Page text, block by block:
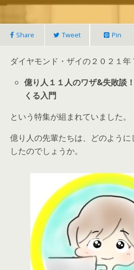
Share Tweet Pin
ダイヤモンド・ザイの２０２１年
億り人１１人のワザ&失敗談
くる入門
という特集が組まれていました。
億り人の先輩たちは、どのよう
したのでしょうか。